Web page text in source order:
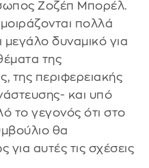
Ζοζέπ Μπορέλ.
πολλά
δυναμικό για
της
της περιφερειακής
και υπό
το γεγονός ότι στο
θα
αυτές τις σχέσεις